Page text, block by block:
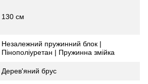
130 см
Незалежний пружинний блок |
Пінополіуретан | Пружинна змійка
Дерев'яний брус